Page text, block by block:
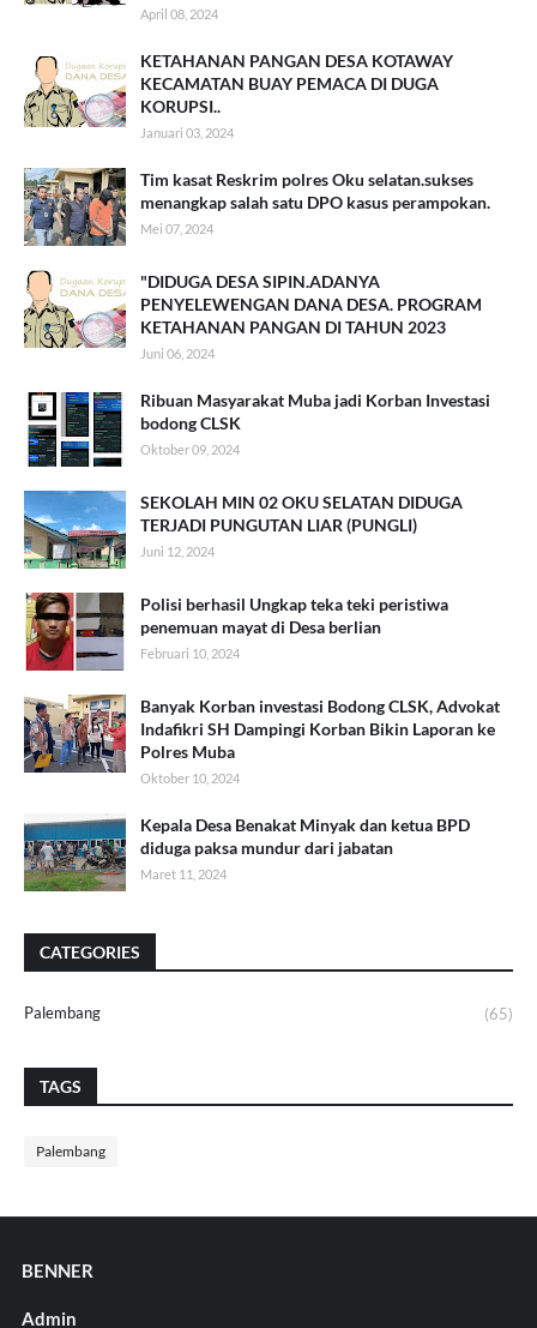
April 08, 2024
KETAHANAN PANGAN DESA KOTAWAY
KECAMATAN BUAY PEMACA DI DUGA
KORUPSI..
Januari 03, 2024
Tim kasat Reskrim polres Oku selatan.sukses
menangkap salah satu DPO kasus perampokan.
Mei 07, 2024
"DIDUGA DESA SIPIN.ADANYA
PENYELEWENGAN DANA DESA. PROGRAM
KETAHANAN PANGAN DI TAHUN 2023
Juni 06, 2024
Ribuan Masyarakat Muba jadi Korban Investasi
bodong CLSK
Oktober 09, 2024
SEKOLAH MIN 02 OKU SELATAN DIDUGA
TERJADI PUNGUTAN LIAR (PUNGLI)
Juni 12, 2024
Polisi berhasil Ungkap teka teki peristiwa
penemuan mayat di Desa berlian
Februari 10, 2024
Banyak Korban investasi Bodong CLSK, Advokat
Indafikri SH Dampingi Korban Bikin Laporan ke
Polres Muba
Oktober 10, 2024
Kepala Desa Benakat Minyak dan ketua BPD
diduga paksa mundur dari jabatan
Maret 11, 2024
CATEGORIES
Palembang (65)
TAGS
Palembang
BENNER
Admin